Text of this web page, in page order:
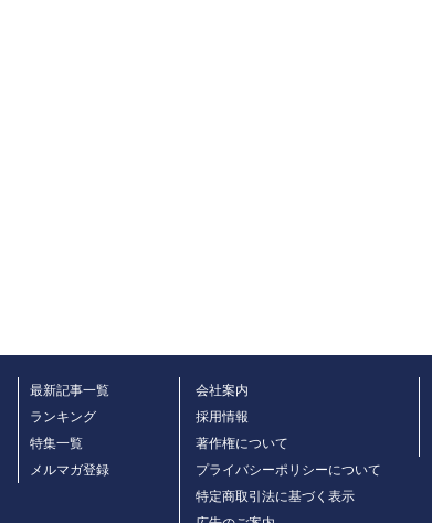
最新記事一覧
ランキング
特集一覧
メルマガ登録
会社案内
採用情報
著作権について
プライバシーポリシーについて
特定商取引法に基づく表示